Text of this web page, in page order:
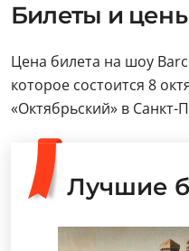
Билеты и
Цена билета на шоу
которое состоится 8
«Октябрьский» в Санкт-
Лучшие